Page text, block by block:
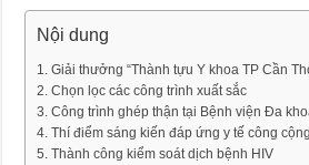
Nội dung
Giải thưởng “Thành tựu Y khoa TP Cần
Chọn lọc các công trình xuất sắc
Công trình ghép thận tại Bệnh viện Đa
Thí điểm sáng kiến đáp ứng y tế công
Thành công kiểm soát dịch bệnh HIV